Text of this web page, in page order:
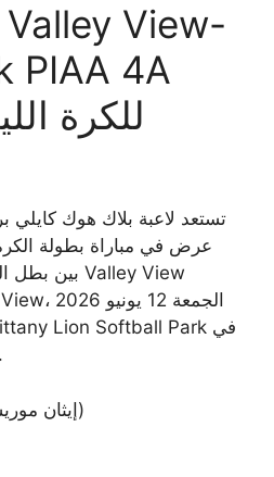
PIAA 4A
للكرة
عرض في مباراة بطولة الكرة
ستيت كوليدج، بنسلفانيا.
(إيثان موريسون، بيفر كاونتي تايمز)